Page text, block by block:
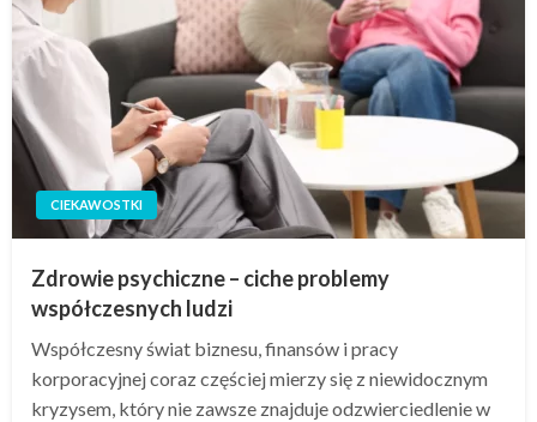
CIEKAWOSTKI
Zdrowie psychiczne – ciche problemy
współczesnych ludzi
Współczesny świat biznesu, finansów i pracy
korporacyjnej coraz częściej mierzy się z niewidocznym
kryzysem, który nie zawsze znajduje odzwierciedlenie w